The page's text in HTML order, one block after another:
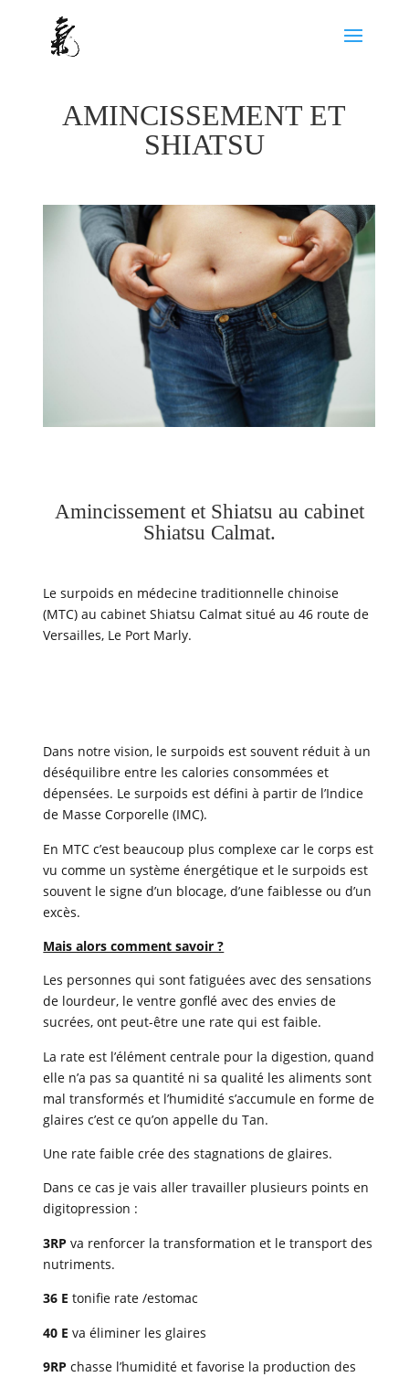
AMINCISSEMENT ET
SHIATSU
Amincissement et Shiatsu au cabinet
Shiatsu Calmat.
Le surpoids en médecine traditionnelle chinoise
(MTC) au cabinet Shiatsu Calmat situé au 46 route de
Versailles, Le Port Marly.
Dans notre vision, le surpoids est souvent réduit à un
déséquilibre entre les calories consommées et
dépensées. Le surpoids est défini à partir de l’Indice
de Masse Corporelle (IMC).
En MTC c’est beaucoup plus complexe car le corps est
vu comme un système énergétique et le surpoids est
souvent le signe d’un blocage, d’une faiblesse ou d’un
excès.
Mais alors comment savoir ?
Les personnes qui sont fatiguées avec des sensations
de lourdeur, le ventre gonflé avec des envies de
sucrées, ont peut-être une rate qui est faible.
La rate est l’élément centrale pour la digestion, quand
elle n’a pas sa quantité ni sa qualité les aliments sont
mal transformés et l’humidité s’accumule en forme de
glaires c’est ce qu’on appelle du Tan.
Une rate faible crée des stagnations de glaires.
Dans ce cas je vais aller travailler plusieurs points en
digitopression :
3RP va renforcer la transformation et le transport des
nutriments.
36 E tonifie rate /estomac
40 E va éliminer les glaires
9RP chasse l’humidité et favorise la production des